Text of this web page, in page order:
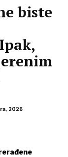
biste
2026